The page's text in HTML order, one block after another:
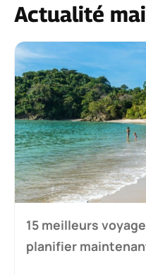
Actualité
15 meilleurs
planifier